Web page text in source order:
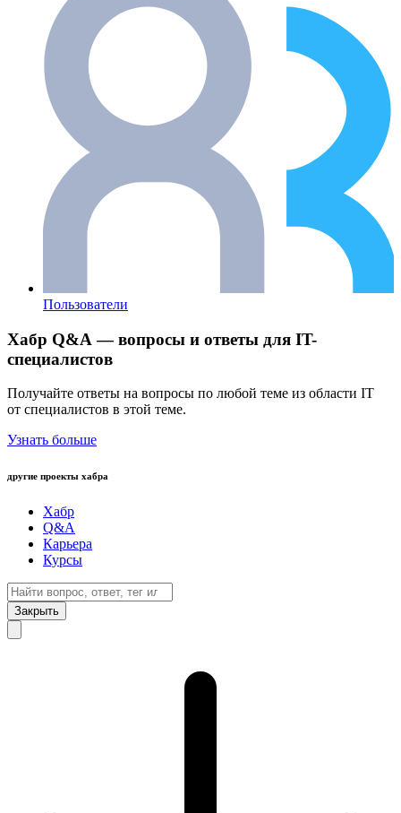
Пользователи
Хабр Q&A — вопросы и ответы для IT-
специалистов
Получайте ответы на вопросы по любой теме из области IT
от специалистов в этой теме.
Узнать больше
другие проекты хабра
Хабр
Q&A
Карьера
Курсы
Закрыть